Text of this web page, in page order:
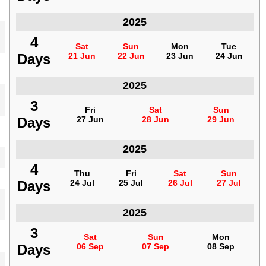
فنزويلا
4
Days
Sat
21 Jun
Sun
22 Jun
Mon
23 Jun
Tue
24 Jun
فنزويلا
3
Days
Fri
27 Jun
Sat
28 Jun
Sun
29 Jun
فنزويلا
4
Days
Thu
24 Jul
Fri
25 Jul
Sat
26 Jul
Sun
27 Jul
فنزويلا
3
Days
Sat
06 Sep
Sun
07 Sep
Mon
08 Sep
2025
4
Days
Sat
21 Jun
Sun
22 Jun
Mon
23 Jun
Tue
24 Jun
2025
3
Days
Fri
27 Jun
Sat
28 Jun
Sun
29 Jun
2025
4
Days
Thu
24 Jul
Fri
25 Jul
Sat
26 Jul
Sun
27 Jul
2025
3
Days
Sat
06 Sep
Sun
07 Sep
Mon
08 Sep